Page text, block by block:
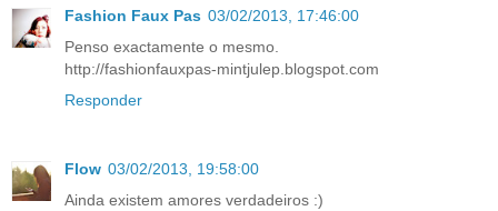
Fashion Faux Pas 03/02/2013, 17:46:00
Penso exactamente o mesmo.
http://fashionfauxpas-mintjulep.blogspot.com
Responder
Flow 03/02/2013, 19:58:00
Ainda existem amores verdadeiros :)